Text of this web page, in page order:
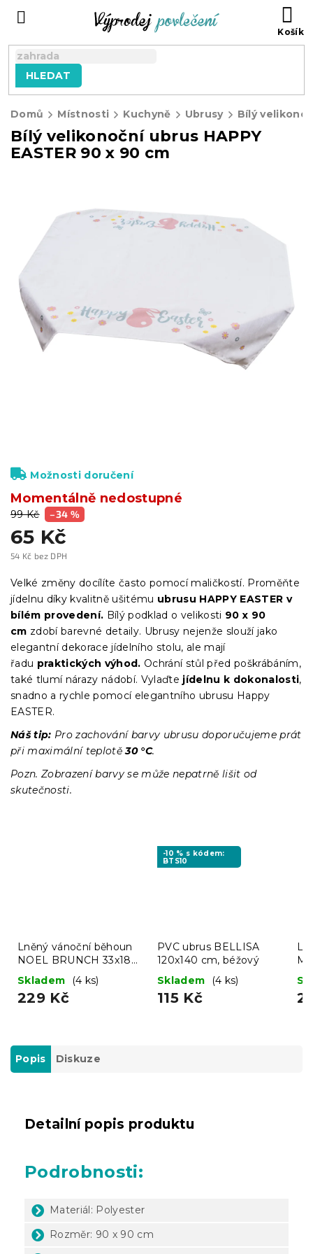
HLEDAT
Domů Místnosti Kuchyně Ubrusy
Bílý velikonoční ubrus HAPPY
EASTER 90 x 90 cm
99 Kč –34 %
65 Kč
54 Kč bez DPH
cena:
Momentálně nedostupné
Možnosti doručení
Velké změny docílíte často pomocí maličkostí. Proměňte
jídelnu díky kvalitně ušitému ubrusu HAPPY EASTER v
bílém provedení. Bílý podklad o velikosti 90 x 90
cm zdobí barevné detaily. Ubrusy nejenže slouží jako
elegantní dekorace jídelního stolu, ale mají
řadu praktických výhod. Ochrání stůl před poškrábáním,
také tlumí nárazy nádobí. Vylaďte jídelnu k dokonalosti,
snadno a rychle pomocí elegantního ubrusu Happy
EASTER.
Náš tip: Pro zachování barvy ubrusu doporučujeme prát
při maximální teplotě30 °C.
Pozn. Zobrazení barvy se může nepatrně lišit od
skutečnosti.
Lněný vánoční běhoun
NOEL BRUNCH 33x180
cm, béžový
Skladem (4 ks)
229 Kč
-10 % s kódem:
BTS10
PVC ubrus BELLISA
120x140 cm, béžový
Skladem
(4 ks)
115 Kč
Popis Diskuze
Detailní popis produktu
Podrobnosti:
Materiál: Polyester
Rozměr: 90 x 90 cm